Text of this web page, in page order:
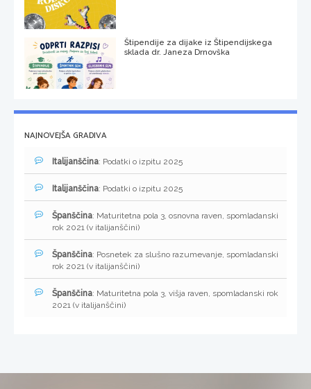
Štipendije za dijake iz Štipendijskega
sklada dr. Janeza Drnovška
NAJNOVEJŠA GRADIVA
Italijanščina: Podatki o izpitu 2025
Italijanščina: Podatki o izpitu 2025
Španščina: Maturitetna pola 3, osnovna raven, spomladanski
rok 2021 (v italijanščini)
Španščina: Posnetek za slušno razumevanje, spomladanski
rok 2021 (v italijanščini)
Španščina: Maturitetna pola 3, višja raven, spomladanski rok
2021 (v italijanščini)